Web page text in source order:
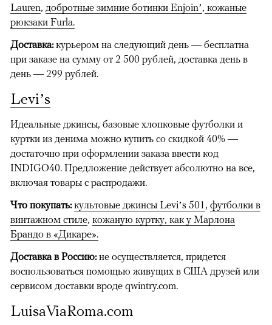
Lauren, добротные зимние ботинки Enjoin’, кожаные
рюкзаки Furla.
Доставка:курьером на следующий день — бесплатна
при заказе на сумму от 2 500 рублей, доставка день в
день — 299 рублей.
Levi’s
Идеальные джинсы, базовые хлопковые футболки и
куртки из денима можно купить со скидкой 40% —
достаточно при оформлении заказа ввести код
INDIGO40. Предложение действует абсолютно на все,
включая товары с распродажи.
Что покупать: культовые джинсы Levi’s 501, футболки в
винтажном стиле, кожаную куртку, как у Марлона
Брандо в «Дикаре».
Доставка в Россию:не осуществляется, придется
воспользоваться помощью живущих в США друзей или
сервисом доставки вроде qwintry.com.
LuisaViaRoma.com